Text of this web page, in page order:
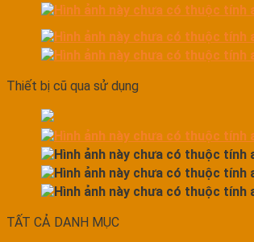
Thiết bị cũ qua sử dụng
TẤT CẢ DANH MỤC